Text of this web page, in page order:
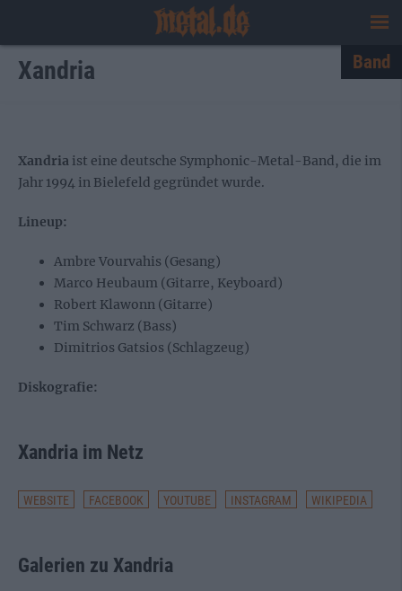
Xandria Band
Xandria ist eine deutsche Symphonic-Metal-Band, die im
Jahr 1994 in Bielefeld gegründet wurde.
Lineup:
Ambre Vourvahis (Gesang)
Marco Heubaum (Gitarre, Keyboard)
Robert Klawonn (Gitarre)
Tim Schwarz (Bass)
Dimitrios Gatsios (Schlagzeug)
Diskografie:
2004: Ravenheart
2005: India
2014: Sacrificium
Xandria im Netz
WEBSITE FACEBOOK YOUTUBE INSTAGRAM WIKIPEDIA
Galerien zu Xandria